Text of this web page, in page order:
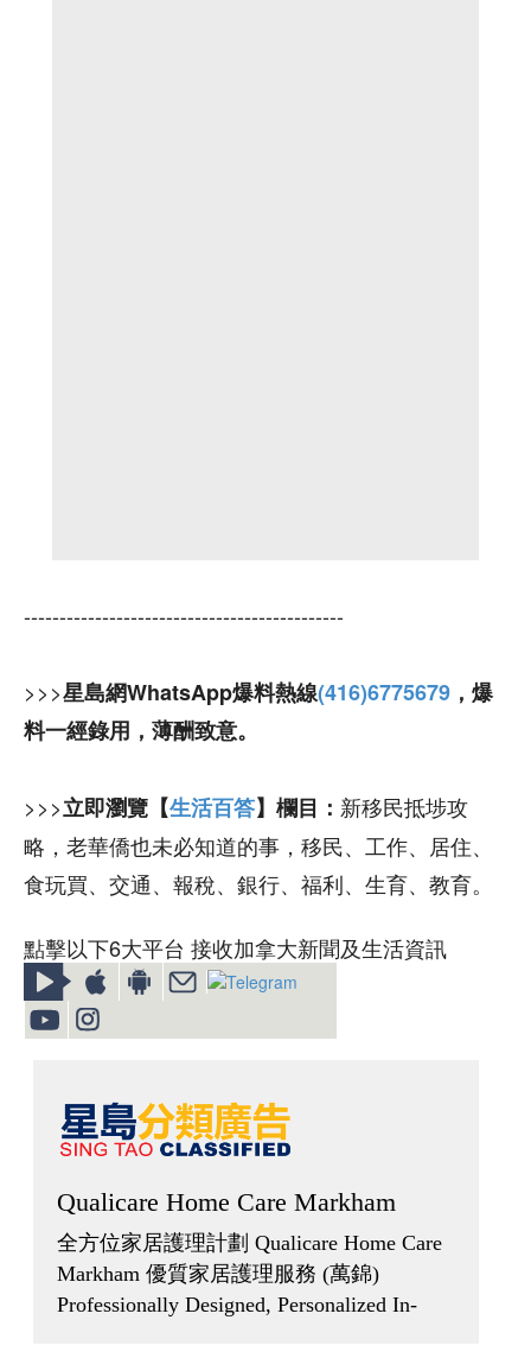
---------------------------------------------
>>>星島網WhatsApp爆料熱線(416)6775679 ，爆
料一經錄用，薄酬致意。
>>>立即瀏覽【生活百答】欄目： 新移民抵埗攻
略，老華僑也未必知道的事，移民、工作、居住、
食玩買、交通、報稅、銀行、福利、生育、教育。
點擊以下6大平台 接收加拿大新聞及生活資訊